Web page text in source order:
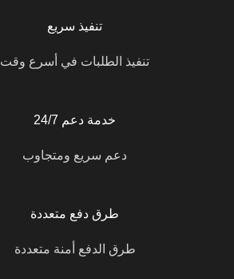
تنفيذ سريع
تنفيذ الطلبات في أسرع وقت
خدمة دعم 24/7
دعم سريع ومتجاوب
طرق دفع متعددة
طرق الدفع أمنة متعددة